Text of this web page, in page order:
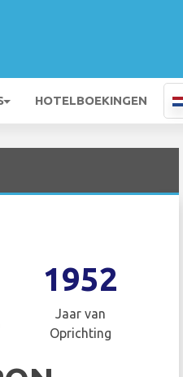
HOTELBOEKINGEN
1952
Jaar van
Oprichting